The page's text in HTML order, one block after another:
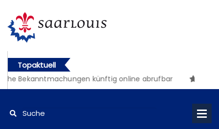
Topaktuell
Bekanntmachungen künftig online abrufbar